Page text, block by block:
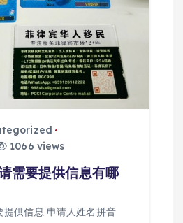
1066 views
需要提供信息有哪
供信息 申请人姓名拼音